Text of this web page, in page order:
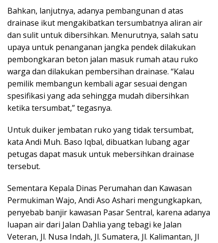
Bahkan, lanjutnya, adanya pembangunan d atas
drainase ikut mengakibatkan tersumbatnya aliran air
dan sulit untuk dibersihkan. Menurutnya, salah satu
upaya untuk penanganan jangka pendek dilakukan
pembongkaran beton jalan masuk rumah atau ruko
warga dan dilakukan pembersihan drainase. “Kalau
pemilik membangun kembali agar sesuai dengan
spesifikasi yang ada sehingga mudah dibersihkan
ketika tersumbat,” tegasnya.
Untuk duiker jembatan ruko yang tidak tersumbat,
kata Andi Muh. Baso Iqbal, dibuatkan lubang agar
petugas dapat masuk untuk mebersihkan drainase
tersebut.
Sementara Kepala Dinas Perumahan dan Kawasan
Permukiman Wajo, Andi Aso Ashari mengungkapkan,
penyebab banjir kawasan Pasar Sentral, karena adanya
luapan air dari Jalan Dahlia yang tebagi ke Jalan
Veteran, Jl. Nusa Indah, Jl. Sumatera, Jl. Kalimantan, Jl